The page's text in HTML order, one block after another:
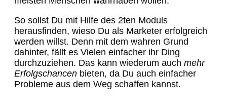
So sollst Du mit Hilfe des 2ten Moduls
herausfinden, wieso Du als Marketer erfolgreich
werden willst. Denn mit dem wahren Grund
dahinter, fällt es Vielen einfacher ihr Ding
durchzuziehen. Das kann wiederum auch mehr
Erfolgschancen bieten, da Du auch einfacher
Probleme aus dem Weg schaffen kannst.